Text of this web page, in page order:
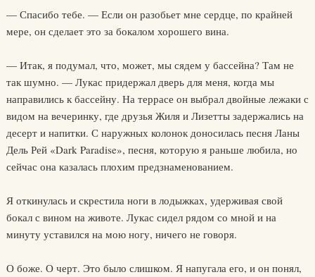
— Спасибо тебе. — Если он разобьет мне сердце, по крайней
мере, он сделает это за бокалом хорошего вина.
— Итак, я подумал, что, может, мы сядем у бассейна? Там не
так шумно. — Лукас придержал дверь для меня, когда мы
направились к бассейну. На террасе он выбрал двойные лежаки с
видом на вечеринку, где друзья Жиля и Лизетты задержались на
десерт и напитки. С наружных колонок доносилась песня Ланы
Дель Рей «Dark Paradise», песня, которую я раньше любила, но
сейчас она казалась плохим предзнаменованием.
Я откинулась и скрестила ноги в лодыжках, удерживая свой
бокал с вином на животе. Лукас сидел рядом со мной и на
минуту уставился на мою ногу, ничего не говоря.
О боже. О черт. Это было слишком. Я напугала его, и он понял,